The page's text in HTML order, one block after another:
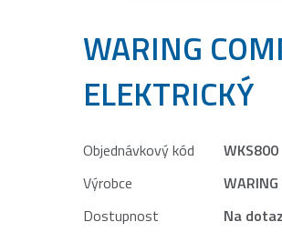
WARING
ELEKTRICKÝ
Objednávkový kód
WKS800
Výrobce
Dostupnost
Na dotaz